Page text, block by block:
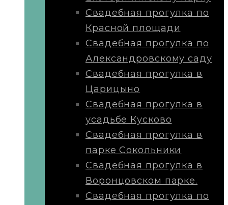
Свадебная прогулка по
Красной площади
Свадебная прогулка по
Александровскому саду
Свадебная прогулка в
Царицыно
Свадебная прогулка в
усадьбе Кусково
Свадебная прогулка в
парке Сокольники
Свадебная прогулка в
Воронцовском парке.
Свадебная прогулка по